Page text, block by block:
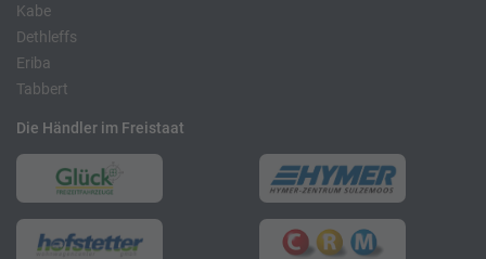
Kabe
Dethleffs
Eriba
Tabbert
Die Händler im Freistaat